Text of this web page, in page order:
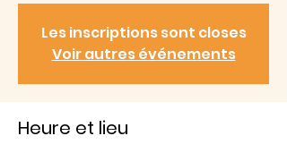
Les inscriptions sont closes
Voir autres événements
Heure et lieu